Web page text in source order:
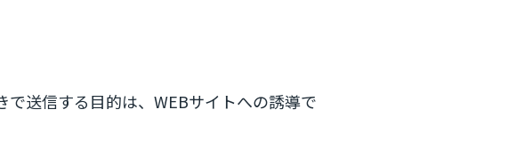
で送信する目的は、WEBサイトへの誘導で